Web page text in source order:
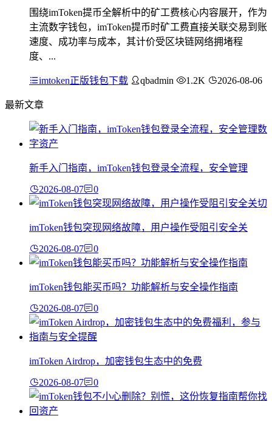
围绕imToken提币全解析中的矿工费核心内容展开，作为
主流数字钱包，imToken提币时矿工费直接关联交易到账
速度、成功率与成本，其计价受区块链网络拥堵程
度、...
imtoken正版钱包下载 qbadmin 1.2K 2026-08-06
最新文章
新手入门指南，imToken钱包登录全流程，安全管理
2026-08-07 0
imToken钱包突现网络故障，用户操作受阻引安全关
2026-08-07 0
imToken钱包能买币吗？功能解析与安全操作指南
2026-08-07 0
imToken Airdrop，加密钱包生态中的免费
2026-08-07 0